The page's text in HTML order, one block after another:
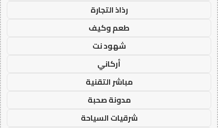
رذاذ التجارة
طعم وكيف
شهود نت
أركاني
مباشر التقنية
مدونة صحبة
شرقيات السياحة